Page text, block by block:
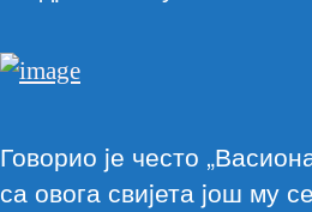
Говорио jе често
са овога свиjета jош му